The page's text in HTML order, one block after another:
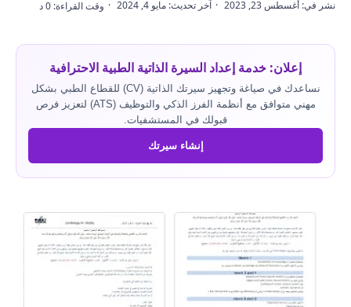
إعلان: خدمة إعداد السيرة الذاتية الطبية الاحترافية
نساعدك في صياغة وتجهيز سيرتك الذاتية (CV) للقطاع الطبي بشكل
مهني متوافق مع أنظمة الفرز الذكي والتوظيف (ATS) لتعزيز فرص
قبولك في المستشفيات.
إنشاء سيرتك